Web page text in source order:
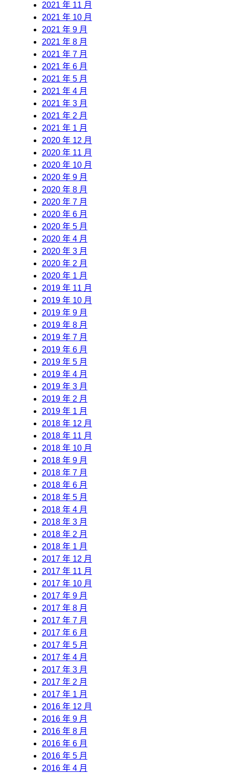
2021 年 11 月
2021 年 10 月
2021 年 9 月
2021 年 8 月
2021 年 7 月
2021 年 6 月
2021 年 5 月
2021 年 4 月
2021 年 3 月
2021 年 2 月
2021 年 1 月
2020 年 12 月
2020 年 11 月
2020 年 10 月
2020 年 9 月
2020 年 8 月
2020 年 7 月
2020 年 6 月
2020 年 5 月
2020 年 4 月
2020 年 3 月
2020 年 2 月
2020 年 1 月
2019 年 11 月
2019 年 10 月
2019 年 9 月
2019 年 8 月
2019 年 7 月
2019 年 6 月
2019 年 5 月
2019 年 4 月
2019 年 3 月
2019 年 2 月
2019 年 1 月
2018 年 12 月
2018 年 11 月
2018 年 10 月
2018 年 9 月
2018 年 7 月
2018 年 6 月
2018 年 5 月
2018 年 4 月
2018 年 3 月
2018 年 2 月
2018 年 1 月
2017 年 12 月
2017 年 11 月
2017 年 10 月
2017 年 9 月
2017 年 8 月
2017 年 7 月
2017 年 6 月
2017 年 5 月
2017 年 4 月
2017 年 3 月
2017 年 2 月
2017 年 1 月
2016 年 12 月
2016 年 9 月
2016 年 8 月
2016 年 6 月
2016 年 5 月
2016 年 4 月